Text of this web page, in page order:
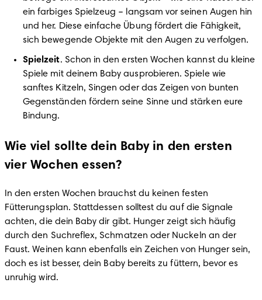
ein farbiges Spielzeug – langsam vor seinen Augen hin
und her. Diese einfache Übung fördert die Fähigkeit,
sich bewegende Objekte mit den Augen zu verfolgen.
Spielzeit. Schon in den ersten Wochen kannst du kleine
Spiele mit deinem Baby ausprobieren. Spiele wie
sanftes Kitzeln, Singen oder das Zeigen von bunten
Gegenständen fördern seine Sinne und stärken eure
Bindung.
Wie viel sollte dein Baby in den ersten
vier Wochen essen?
In den ersten Wochen brauchst du keinen festen
Fütterungsplan. Stattdessen solltest du auf die Signale
achten, die dein Baby dir gibt. Hunger zeigt sich häufig
durch den Suchreflex, Schmatzen oder Nuckeln an der
Faust. Weinen kann ebenfalls ein Zeichen von Hunger sein,
doch es ist besser, dein Baby bereits zu füttern, bevor es
unruhig wird.